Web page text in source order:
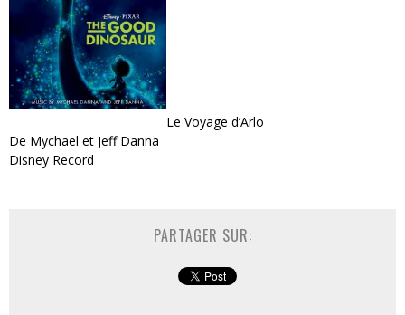
Le Voyage d’Arlo
De Mychael et Jeff Danna
Disney Record
PARTAGER SUR: